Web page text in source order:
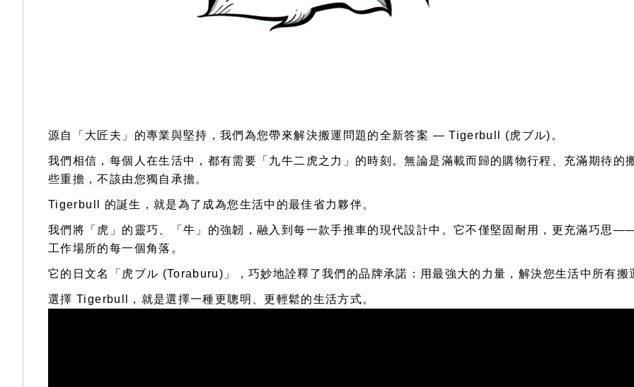
源自「大匠夫」的專業與堅持，我們為您帶來解決搬運問題的全新答案 — Tigerbull (虎ブル)。
我們相信，每個人在生活中，都有需要「九牛二虎之力」的時刻。無論是滿載而歸的購物行程、充滿期待的
些重擔，不該由您獨自承擔。
Tigerbull 的誕生，就是為了成為您生活中的最佳省力夥伴。
我們將「虎」的靈巧、「牛」的強韌，融入到每一款手推車的現代設計中。它不僅堅固耐用，更充滿巧思
工作場所的每一個角落。
它的日文名「虎ブル (Toraburu)」，巧妙地詮釋了我們的品牌承諾：用最強大的力量，解決您生活中所有
選擇 Tigerbull，就是選擇一種更聰明、更輕鬆的生活方式。